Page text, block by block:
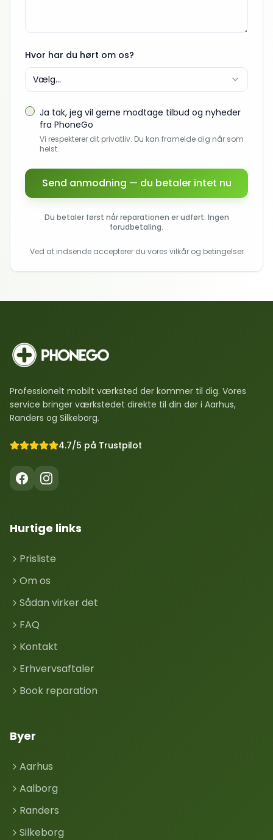
Hvor har du hørt om os?
Vælg...
Ja tak, jeg vil gerne modtage tilbud og nyheder
fra PhoneGo
Vi respekterer dit privatliv. Du kan framelde dig når som
helst.
Send anmodning — du betaler intet nu
Du betaler først når reparationen er udført. Ingen
forudbetaling.
Ved at indsende accepterer du vores vilkår og betingelser
Professionelt mobilt værksted der kommer til dig. Vores
service bringer værkstedet direkte til din dør i Aarhus,
Randers og Silkeborg.
4.7/5 på Trustpilot
Hurtige links
Prisliste
Om os
Sådan virker det
FAQ
Kontakt
Erhvervsaftaler
Book reparation
Byer
Aarhus
Aalborg
Randers
Silkeborg